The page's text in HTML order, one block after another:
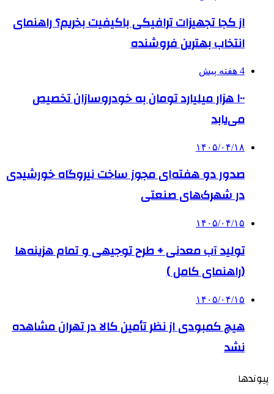
از کجا تجهیزات ترافیکی باکیفیت بخریم؟ راهنمای
انتخاب بهترین فروشنده
4 هفته پیش
۱۰۰ هزار میلیارد تومان به خودروسازان تخصیص
می‌یابد
۱۴۰۵/۰۴/۱۸
صدور دو هفته‌ای مجوز ساخت نیروگاه خورشیدی
در شهرک‌های صنعتی
۱۴۰۵/۰۴/۱۵
تولید آب معدنی + طرح توجیهی و تمام هزینه‌ها
(راهنمای کامل )
۱۴۰۵/۰۴/۱۵
هیچ کمبودی از نظر تأمین کالا در تهران مشاهده
نشد
پیوندها